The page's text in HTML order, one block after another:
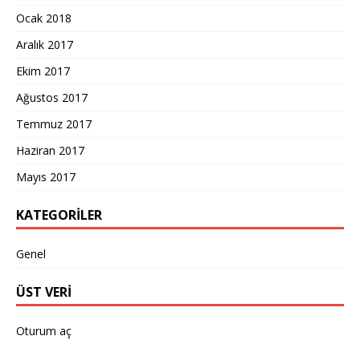
Ocak 2018
Aralık 2017
Ekim 2017
Ağustos 2017
Temmuz 2017
Haziran 2017
Mayıs 2017
KATEGORILER
Genel
ÜST VERI
Oturum aç